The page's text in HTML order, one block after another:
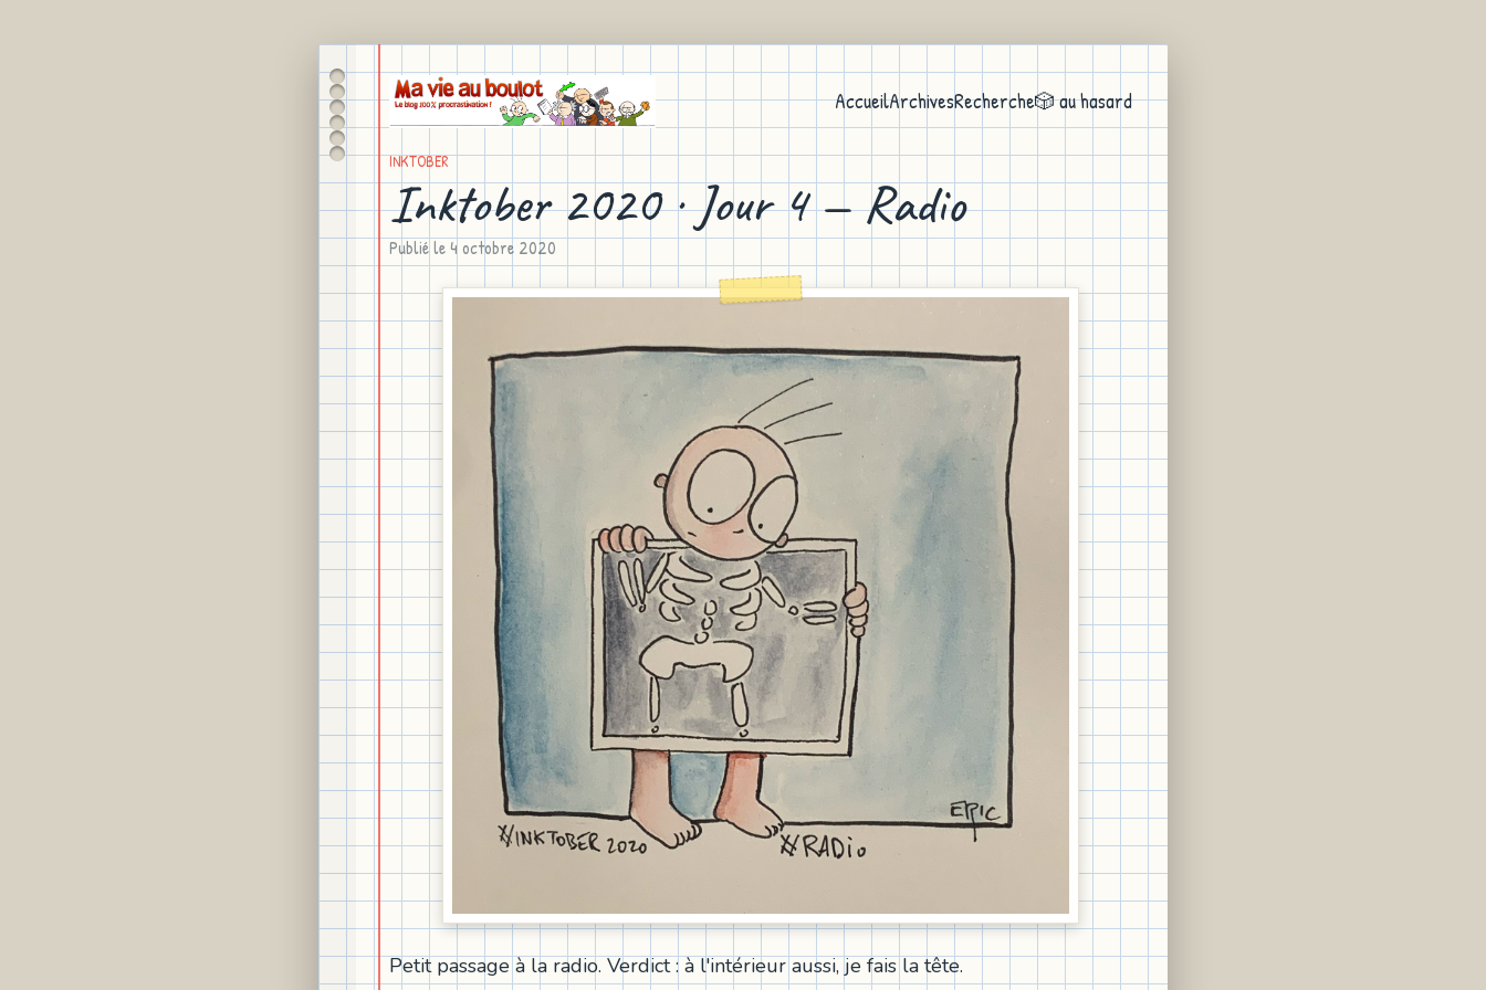
AccueilArchivesRecherche🎲 au hasard
INKTOBER
Inktober 2020 · Jour 4 — Radio
Publié le 4 octobre 2020
Petit passage à la radio. Verdict : à l'intérieur aussi, je fais la tête.